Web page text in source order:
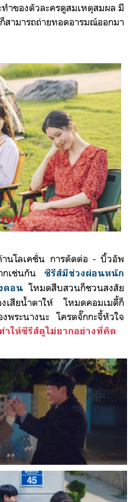
ทำของตัวละครดูสมเหตุสมผล มี
มารถถ่ายทอดอารมณ์ออกมา
นโลเคชั่น การตัดต่อ - บิ้วอัพ
กเช่นกันซีรีส์มีช่วงผ่อนหนัก
ตอน โหมดสืบสวนก็ชวนสงสัย
เสียน้ำตาให้ โหมดคอมเมดี้ก็
พระนางนะ โครตจั๊กกะจี้หัวใจ
ำให้ซีรีส์ดูไม่ยากอย่างที่คิด